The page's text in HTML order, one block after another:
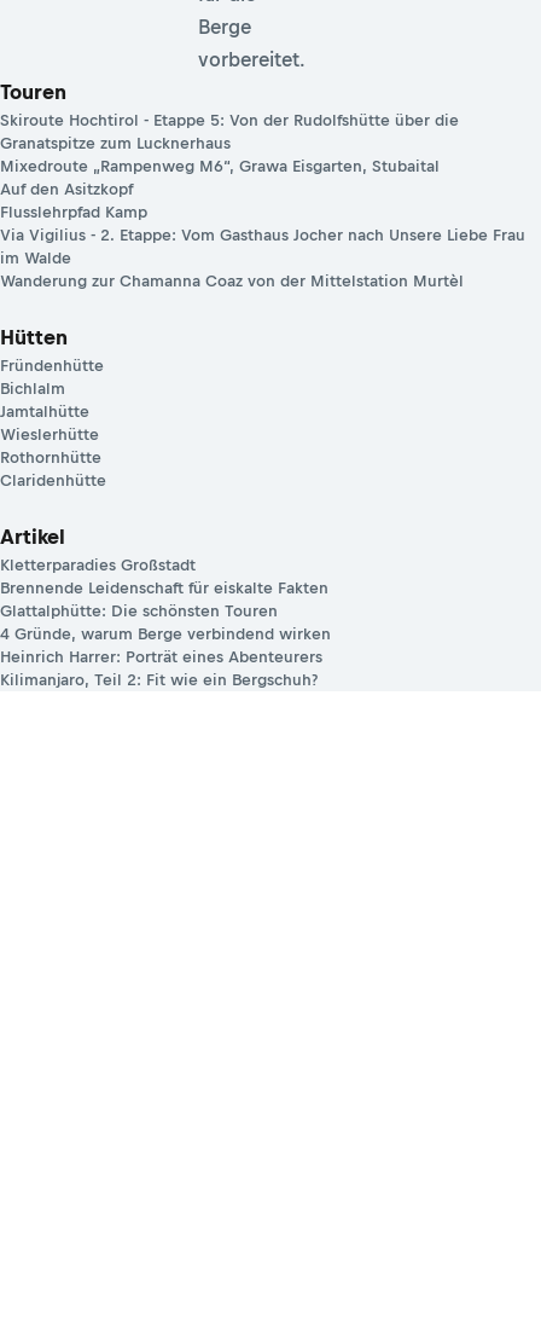
Berge
vorbereitet.
Touren
Skiroute Hochtirol - Etappe 5: Von der Rudolfshütte über die
Granatspitze zum Lucknerhaus
Mixedroute „Rampenweg M6“, Grawa Eisgarten, Stubaital
Auf den Asitzkopf
Flusslehrpfad Kamp
Via Vigilius - 2. Etappe: Vom Gasthaus Jocher nach Unsere Liebe Frau
im Walde
Wanderung zur Chamanna Coaz von der Mittelstation Murtèl
Hütten
Fründenhütte
Bichlalm
Jamtalhütte
Wieslerhütte
Rothornhütte
Claridenhütte
Artikel
Kletterparadies Großstadt
Brennende Leidenschaft für eiskalte Fakten
Glattalphütte: Die schönsten Touren
4 Gründe, warum Berge verbindend wirken
Heinrich Harrer: Porträt eines Abenteurers
Kilimanjaro, Teil 2: Fit wie ein Bergschuh?